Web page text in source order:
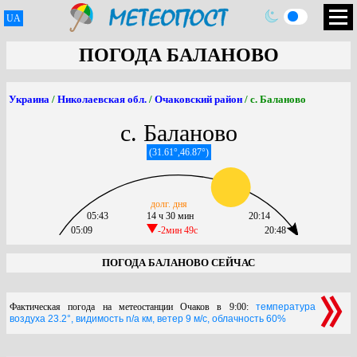
UA
ПОГОДА БАЛАНОВО
Украина / Николаевская обл. / Очаковский район / с. Баланово
с. Баланово
(31.61°,46.87°)
05:09
05:43
14 ч 30 мин
-2мин 49c
долг. дня
20:48
20:14
ПОГОДА БАЛАНОВО СЕЙЧАС
Фактическая погода на метеостанции Очаков в 9:00: температура
воздуха 23.2°, видимость n/a км, ветер 9 м/с, облачность 60%